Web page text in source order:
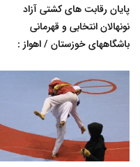
پایان رقابت های کشتی آزاد
نونهالان انتخابی و قهرمانی
باشگاههای خوزستان / اهواز :